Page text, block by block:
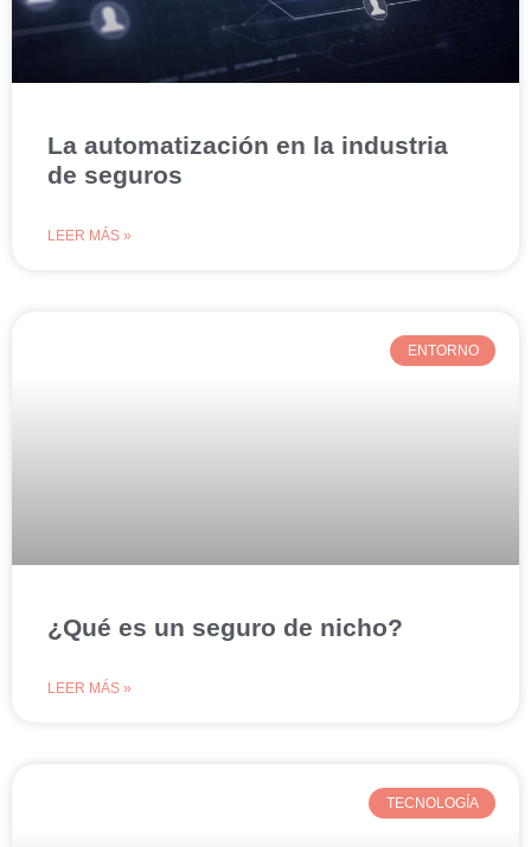
La automatización en la industria
de seguros
LEER MÁS »
ENTORNO
¿Qué es un seguro de nicho?
LEER MÁS »
TECNOLOGÍA